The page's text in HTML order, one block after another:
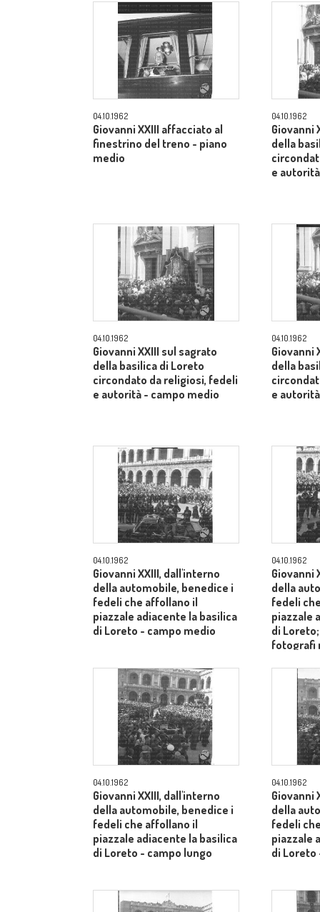
04.10.1962
Giovanni XXIII affacciato al
finestrino del treno - piano
medio
04.10.1962
Giovanni
della
e
04.10.1962
Giovanni XXIII sul sagrato
della basilica di Loreto
circondato da religiosi, fedeli
e autorità - campo medio
04.10.1962
Giovanni
della
e
04.10.1962
Giovanni XXIII, dall'interno
della automobile, benedice i
fedeli che affollano il
piazzale adiacente la basilica
di Loreto - campo medio
04.10.1962
Giovanni
della
fedeli
piazzale
di
fotografi
04.10.1962
Giovanni XXIII, dall'interno
della automobile, benedice i
fedeli che affollano il
piazzale adiacente la basilica
di Loreto - campo lungo
04.10.1962
Giovanni
della
fedeli
piazzale
di Loreto